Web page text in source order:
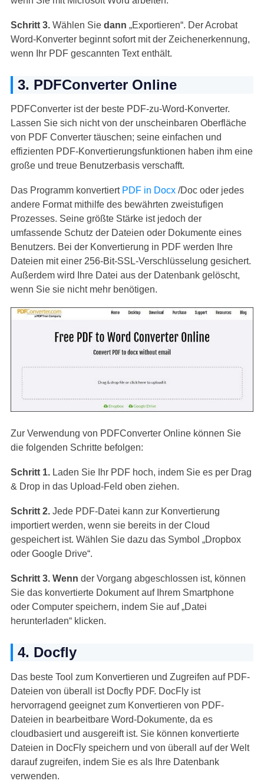
Schritt 3.Wählen Sie dann „Exportieren“. Der Acrobat
Word-Konverter beginnt sofort mit der Zeichenerkennung,
wenn Ihr PDF gescannten Text enthält.
3. PDFConverter Online
PDFConverter ist der beste PDF-zu-Word-Konverter.
Lassen Sie sich nicht von der unscheinbaren Oberfläche
von PDF Converter täuschen; seine einfachen und
effizienten PDF-Konvertierungsfunktionen haben ihm eine
große und treue Benutzerbasis verschafft.
Das Programm konvertiert PDF in Docx/Doc oder jedes
andere Format mithilfe des bewährten zweistufigen
Prozesses. Seine größte Stärke ist jedoch der
umfassende Schutz der Dateien oder Dokumente eines
Benutzers. Bei der Konvertierung in PDF werden Ihre
Dateien mit einer 256-Bit-SSL-Verschlüsselung gesichert.
Außerdem wird Ihre Datei aus der Datenbank gelöscht,
wenn Sie sie nicht mehr benötigen.
Zur Verwendung von PDFConverter Online können Sie
die folgenden Schritte befolgen:
Schritt 1.Laden Sie Ihr PDF hoch, indem Sie es per Drag
& Drop in das Upload-Feld oben ziehen.
Schritt 2.Jede PDF-Datei kann zur Konvertierung
importiert werden, wenn sie bereits in der Cloud
gespeichert ist. Wählen Sie dazu das Symbol „Dropbox
oder Google Drive“.
Schritt 3. Wenn der Vorgang abgeschlossen ist, können
Sie das konvertierte Dokument auf Ihrem Smartphone
oder Computer speichern, indem Sie auf „Datei
herunterladen“ klicken.
4. Docfly
Das beste Tool zum Konvertieren und Zugreifen auf PDF-
Dateien von überall ist Docfly PDF. DocFly ist
hervorragend geeignet zum Konvertieren von PDF-
Dateien in bearbeitbare Word-Dokumente, da es
cloudbasiert und ausgereift ist. Sie können konvertierte
Dateien in DocFly speichern und von überall auf der Welt
darauf zugreifen, indem Sie es als Ihre Datenbank
verwenden.